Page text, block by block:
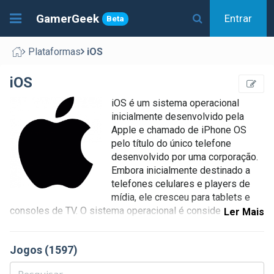
GamerGeek Beta Entrar
Plataformas iOS
iOS
Ler Mais
iOS é um sistema operacional
inicialmente desenvolvido pela
Apple e chamado de iPhone OS
pelo título do único telefone
desenvolvido por uma corporação.
Embora inicialmente destinado a
telefones celulares e players de
mídia, ele cresceu para tablets e
consoles de TV. O sistema operacional é considerado o
alta criptografia de dados, tornando quase impossível
inicializar o sistema no dispositivo que não seja o da
Jogos (1597)